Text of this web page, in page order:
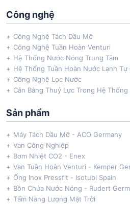
Công nghệ
Công Nghệ Tách Dầu Mỡ
Công Nghệ Tuần Hoàn Venturi
Hệ Thống Nước Nóng Trung Tâm
Hệ Thống Tuần Hoàn Nước Lạnh Tự
Công Nghệ Lọc Nước
Cân Bằng Thuỷ Lực Trong Hệ Thống
Sản phẩm
Máy Tách Dầu Mỡ - ACO Germany
Van Công Nghiệp
Bơm Nhiệt CO2 - Enex
Van Tuần Hoàn Venturi - Kemper
Ống Inox Pressfit - Isotubi Spain
Bồn Chứa Nước Nóng - Rudert
Tấm Năng Lượng Mặt Trời